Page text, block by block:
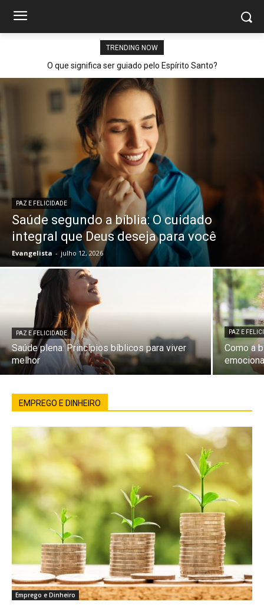
TRENDING NOW
O que significa ser guiado pelo Espírito Santo?
PAZ E FELICIDADE
Saúde segundo a bíblia: O cuidado
integral que Deus deseja para você
Evangelista - julho 12, 2026
PAZ E FELICIDADE
Saúde plena: Princípios bíblicos para viver
melhor
PAZ E
Como a
EMPREGO E DINHEIRO
Emprego e Dinheiro